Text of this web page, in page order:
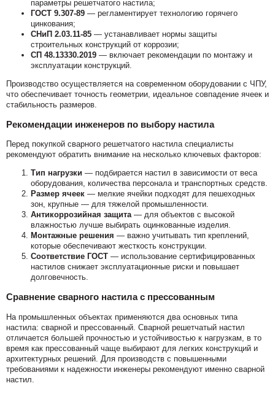
параметры решетчатого настила;
ГОСТ 9.307-89 — регламентирует технологию горячего
цинкования;
СНиП 2.03.11-85 — устанавливает нормы защиты
строительных конструкций от коррозии;
СП 48.13330.2019 — включает рекомендации по монтажу и
эксплуатации конструкций.
Производство осуществляется на современном оборудовании с ЧПУ,
что обеспечивает точность геометрии, идеальное совпадение ячеек и
стабильность размеров.
Рекомендации инженеров по выбору настила
Перед покупкой сварного решетчатого настила специалисты
рекомендуют обратить внимание на несколько ключевых факторов:
Тип нагрузки — подбирается настил в зависимости от веса
оборудования, количества персонала и транспортных средств.
Размер ячеек — мелкие ячейки подходят для пешеходных
зон, крупные — для тяжелой промышленности.
Антикоррозийная защита— для объектов с высокой
влажностью лучше выбирать оцинкованные изделия.
Монтажные решения — важно учитывать тип креплений,
которые обеспечивают жесткость конструкции.
Соответствие ГОСТ — использование сертифицированных
настилов снижает эксплуатационные риски и повышает
долговечность.
Сравнение сварного настила с прессованным
На промышленных объектах применяются два основных типа
настила: сварной и прессованный. Сварной решетчатый настил
отличается большей прочностью и устойчивостью к нагрузкам, в то
время как прессованный чаще выбирают для легких конструкций и
архитектурных решений. Для производств с повышенными
требованиями к надежности инженеры рекомендуют именно сварной
настил.